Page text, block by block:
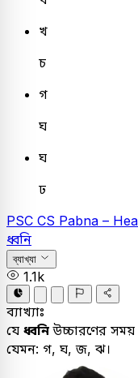
খ
চ
গ
ঘ
ঘ
ঢ
PSC CS Pabna –
ধ্বনি
ব্যাখ্যা
1.1k
ব্যাখ্যাঃ
যে ধ্বনি উচ্চারণের সময়
যেমন: গ, ঘ, জ, ঝ।